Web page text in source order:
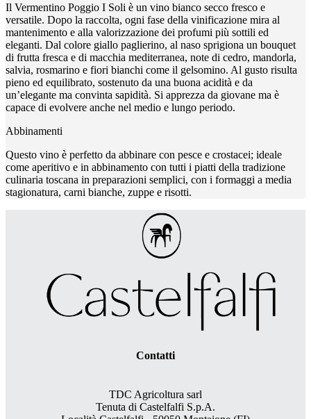
Il Vermentino Poggio I Soli è un vino bianco secco fresco e
versatile. Dopo la raccolta, ogni fase della vinificazione mira al
mantenimento e alla valorizzazione dei profumi più sottili ed
eleganti. Dal colore giallo paglierino, al naso sprigiona un bouquet
di frutta fresca e di macchia mediterranea, note di cedro, mandorla,
salvia, rosmarino e fiori bianchi come il gelsomino. Al gusto risulta
pieno ed equilibrato, sostenuto da una buona acidità e da
un’elegante ma convinta sapidità. Si apprezza da giovane ma è
capace di evolvere anche nel medio e lungo periodo.
Abbinamenti
Questo vino è perfetto da abbinare con pesce e crostacei; ideale
come aperitivo e in abbinamento con tutti i piatti della tradizione
culinaria toscana in preparazioni semplici, con i formaggi a media
stagionatura, carni bianche, zuppe e risotti.
Contatti
TDC Agricoltura sarl
Tenuta di Castelfalfi S.p.A.